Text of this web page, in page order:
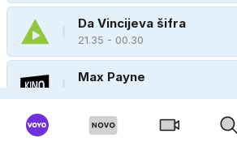
Da Vincijeva šifra
21.35 - 00.30
Max Payne
Chicaška policija